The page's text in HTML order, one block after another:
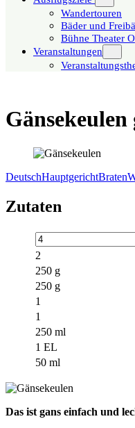
Wandertouren
Bäder und
Bühne Theater
Veranstaltungen
DeutschHauptgerichtBraten
Zutaten
2
250 g
250 g
1
1
250 ml
1 EL
50 ml
Das ist gans einfach und